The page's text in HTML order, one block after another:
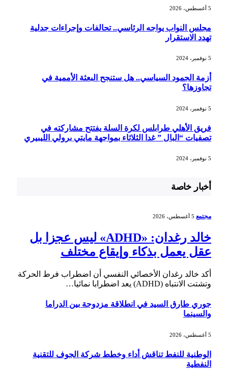
مجلس النواب يواجه الرئاسي.. تحالفات وإجراءات جدلية
تهدد الاستقرار
أزمة الجمود السياسي.. هل ستنجح البعثة الأممية في
تجاوزها؟
فريق الأهلي طرابلس لكرة السلة يفتتح مشاركته في
تصفيات “البال ” غدا الثلاثاء بمواجهة مايتي برولي الليبيري
أخبار خاصة
مجتمع 5 أغسطس، 2026
خالد رغدان: «ADHD» ليس عجزا بل
عقل يعمل بذكاء وإيقاع مختلف
أكد خالد رغدان الأخصائي النفسي أن اضطراب فرط الحركة
وتشتت الانتباه (ADHD) يعد اضطرابا نمائيا…
جوري طارق السيد في انطلاقة مزدوجة بين الدراما
والسينما
الوطنية للنفط تناقش أداء وخطط شركة الجوف للتقنية
النفطية